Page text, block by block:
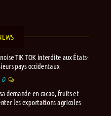
TIK TOK interdite aux États-
pays occidentaux
0
demande en cacao, fruits et
les exportations agricoles